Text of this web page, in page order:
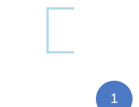
1